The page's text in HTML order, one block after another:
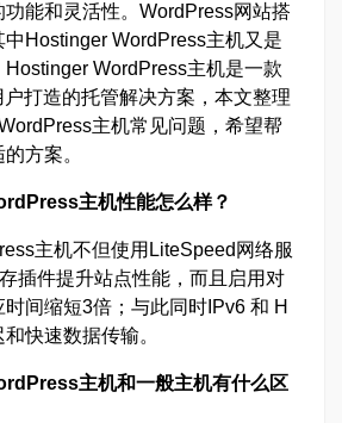
功能和灵活性。WordPress网站搭
Hostinger WordPress主机又是
WordPress主机是一款
打造的托管解决方案，本文整理
主机常见问题，希望帮
方案。
主机性能怎么样？
主机不但使用LiteSpeed网络服
插件提升站点性能，而且启用对
间缩短3倍；与此同时IPv6 和 H
快速数据传输。
主机和一般主机有什么区